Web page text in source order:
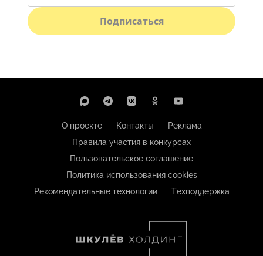
Подписаться
О проекте Контакты
Реклама
Правила участия в конкурсах
Пользовательское соглашение
Политика использования cookies
Рекомендательные технологии
Техподдержка